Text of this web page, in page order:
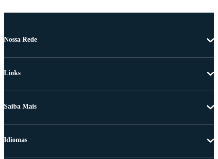
Nossa Rede
Links
Saiba Mais
Idiomas